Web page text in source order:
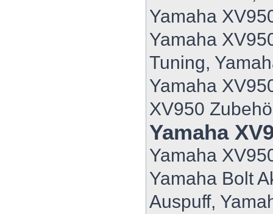
Yamaha
Yamaha
Tuning,
Yamaha
XV950
Yamaha
Yamaha
Yamaha Bolt
Auspuff,